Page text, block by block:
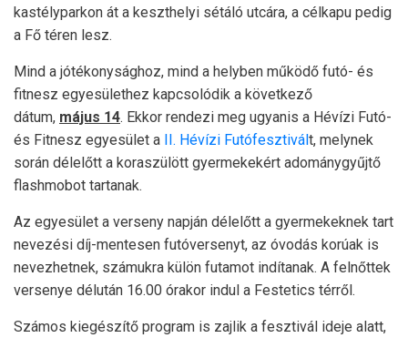
kastélyparkon át a keszthelyi sétáló utcára, a célkapu pedig
a Fő téren lesz.
Mind a jótékonysághoz, mind a helyben működő futó- és
fitnesz egyesülethez kapcsolódik a következő
dátum, május 14. Ekkor rendezi meg ugyanis a Hévízi Futó-
és Fitnesz egyesület a II. Hévízi Futófesztivált, melynek
során délelőtt a koraszülött gyermekekért adománygyűjtő
flashmobot tartanak.
Az egyesület a verseny napján délelőtt a gyermekeknek tart
nevezési díj-mentesen futóversenyt, az óvodás korúak is
nevezhetnek, számukra külön futamot indítanak. A felnőttek
versenye délután 16.00 órakor indul a Festetics térről.
Számos kiegészítő program is zajlik a fesztivál ideje alatt,